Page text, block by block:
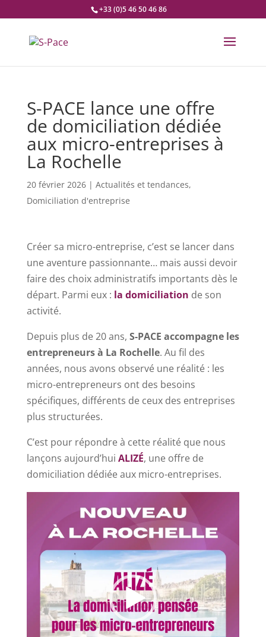
+33 (0)5 46 50 46 86
S-PACE lance une offre
de domiciliation dédiée
aux micro-entreprises à
La Rochelle
20 février 2026| Actualités et tendances,
Domiciliation d'entreprise
Créer sa micro-entreprise, c’est se lancer dans
une aventure passionnante… mais aussi devoir
faire des choix administratifs importants dès le
départ. Parmi eux : la domiciliation de son
activité.
Depuis plus de 20 ans, S-PACE accompagne les
entrepreneurs à La Rochelle. Au fil des
années, nous avons observé une réalité : les
micro-entrepreneurs ont des besoins
spécifiques, différents de ceux des entreprises
plus structurées.
C’est pour répondre à cette réalité que nous
lançons aujourd’hui ALIZÉ, une offre de
domiciliation dédiée aux micro-entreprises.